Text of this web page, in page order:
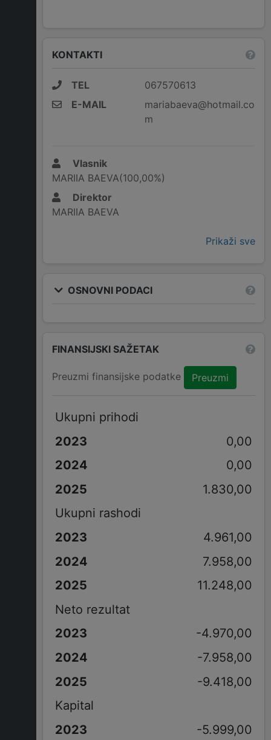
KONTAKTI
TEL
067570613
E-MAIL
mariabaeva@hotmail.co
m
Vlasnik
MARIIA BAEVA(100,00%)
Direktor
MARIIA BAEVA
Prikaži sve
OSNOVNI PODACI
FINANSIJSKI SAŽETAK
Preuzmi finansijske podatke Preuzmi
Ukupni prihodi
0,00
0,00
1.830,00
Ukupni rashodi
4.961,00
7.958,00
11.248,00
Neto rezultat
-4.970,00
-7.958,00
-9.418,00
Kapital
-5.999,00